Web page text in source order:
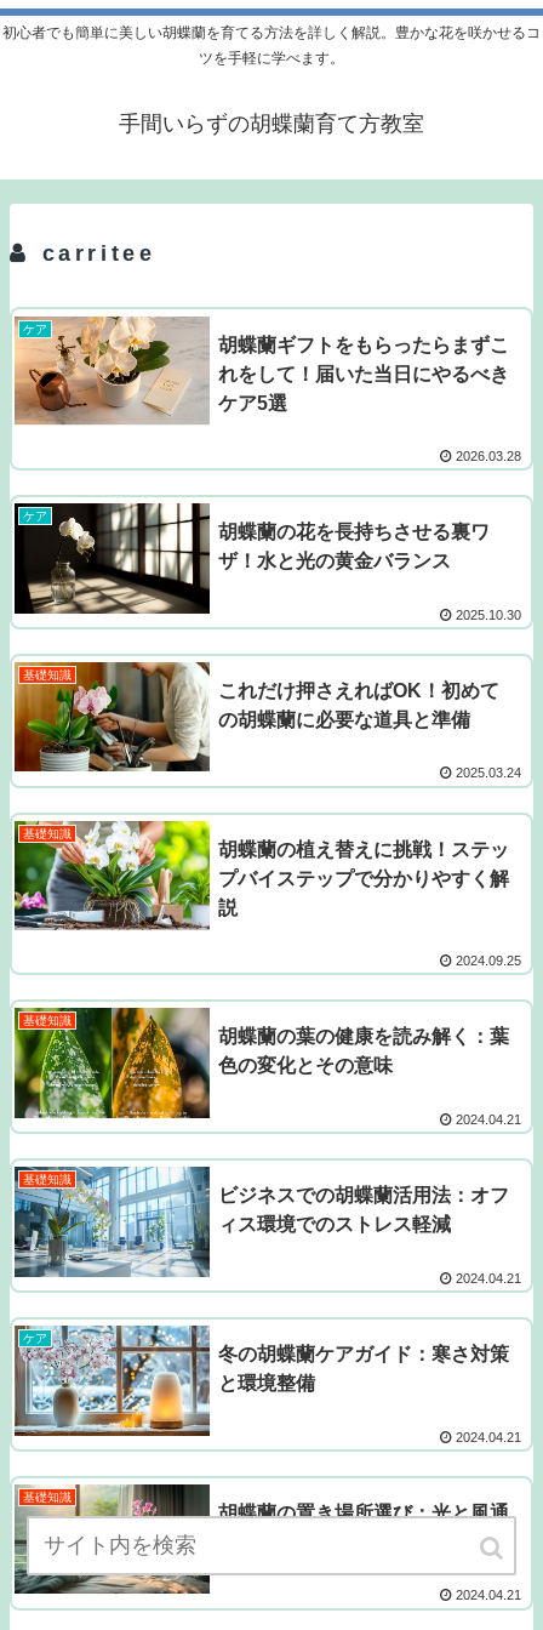
初心者でも簡単に美しい胡蝶蘭を育てる方法を詳しく解説。豊かな花を咲かせるコ
ツを手軽に学べます。
手間いらずの胡蝶蘭育て方教室
carritee
ケア
胡蝶蘭ギフトをもらったらまずこ
れをして！届いた当日にやるべき
ケア5選
2026.03.28
ケア
胡蝶蘭の花を長持ちさせる裏ワ
ザ！水と光の黄金バランス
2025.10.30
基礎知識
これだけ押さえればOK！初めて
の胡蝶蘭に必要な道具と準備
2025.03.24
基礎知識
胡蝶蘭の植え替えに挑戦！ステッ
プバイステップで分かりやすく解
説
2024.09.25
基礎知識
胡蝶蘭の葉の健康を読み解く：葉
色の変化とその意味
2024.04.21
基礎知識
ビジネスでの胡蝶蘭活用法：オフ
ィス環境でのストレス軽減
2024.04.21
ケア
冬の胡蝶蘭ケアガイド：寒さ対策
と環境整備
2024.04.21
基礎知識
胡蝶蘭の置き場所選び：光と風通
2024.04.21